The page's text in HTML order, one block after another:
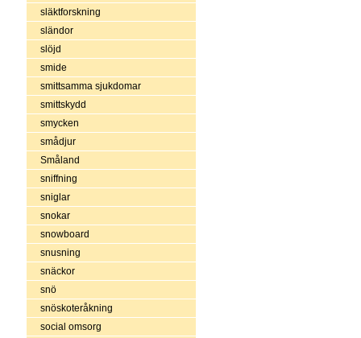
släktforskning
sländor
slöjd
smide
smittsamma sjukdomar
smittskydd
smycken
smådjur
Småland
sniffning
sniglar
snokar
snowboard
snusning
snäckor
snö
snöskoteråkning
social omsorg